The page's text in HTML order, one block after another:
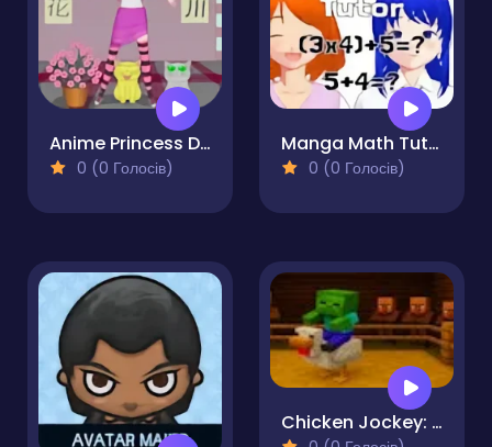
Anime Princess Dress Up
0 (0 Голосів)
Manga Math Tutor
0 (0 Голосів)
Chicken Jockey: Hidden Lava Chicken